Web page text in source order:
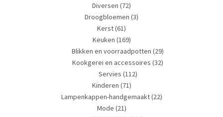
Diversen (72)
Droogbloemen (3)
Kerst(61)
Keuken (169)
Blikken en voorraadpotten (29)
Kookgerei en accessoires (32)
Servies (112)
Kinderen (71)
Lampenkappen-handgemaakt(22)
Mode (21)